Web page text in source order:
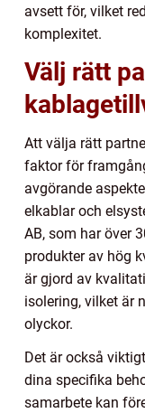
avsett för, vilket
komplexitet.
Välj rätt
Att välja rätt
faktor för
avgörande
elkablar och
AB, som har över
produkter av hög
är gjord av
isolering, vilket är
olyckor.
Det är också
dina specifika
samarbete kan